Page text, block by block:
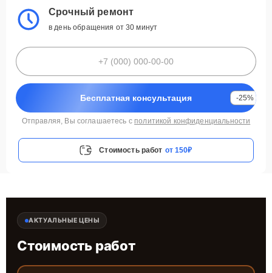
Срочный ремонт
в день обращения от 30 минут
Бесплатная консультация -25%
Отправляя, Вы соглашаетесь с политикой конфиденциальности
Стоимость работ от 150₽
АКТУАЛЬНЫЕ ЦЕНЫ
Стоимость работ